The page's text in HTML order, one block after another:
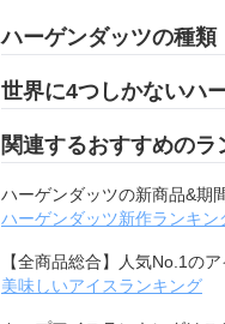
ハーゲンダッツの種類
世界に4つしかないハ
関連するおすすめのラ
ハーゲンダッツの新商品&期
ハーゲンダッツ新作ランキン
【全商品総合】人気No.1の
美味しいアイスランキング